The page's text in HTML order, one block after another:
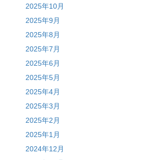
2025年10月
2025年9月
2025年8月
2025年7月
2025年6月
2025年5月
2025年4月
2025年3月
2025年2月
2025年1月
2024年12月